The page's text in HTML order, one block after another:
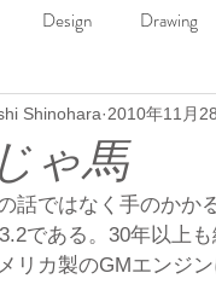
Design Drawing
Thinking Music
ゃ馬
Shinohara 2010年11月
話ではなく手のかか
である。30年以上
リカ製のGMエンジン